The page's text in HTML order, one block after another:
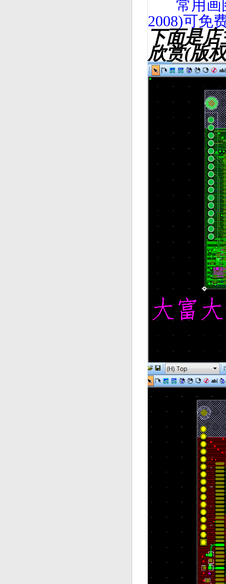
常用画图
2008)可免
下面是
欣赏(版